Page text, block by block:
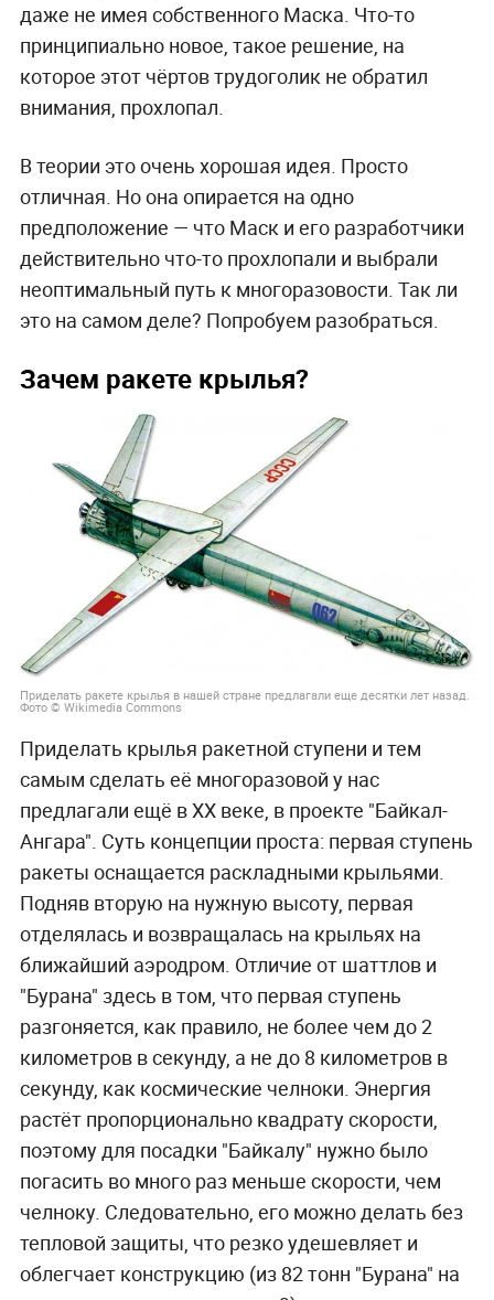
даже не имея собственного Маска. Что-то
принципиально новое, такое решение, на
которое этот чёртов трудоголик не обратил
внимания, прохлопал.
В теории это очень хорошая идея. Просто
отличная. Но она опирается на одно
предположение — что Маск и его разработчики
действительно что-то прохлопали и выбрали
неоптимальный путь к многоразовости. Так ли
это на самом деле? Попробуем разобраться.
Зачем ракете крылья?
Приделать ракете крылья в нашей стране предлагали еще десятки лет назад.
Фото © Wikimedia Commons
Приделать крылья ракетной ступени и тем
самым сделать её многоразовой у нас
предлагали ещё в XX веке, в проекте "Байкал-
Ангара". Суть концепции проста: первая ступень
ракеты оснащается раскладными крыльями.
Подняв вторую на нужную высоту, первая
отделялась и возвращалась на крыльях на
ближайший аэродром. Отличие от шаттлов и
"Бурана" здесь в том, что первая ступень
разгоняется, как правило, не более чем до 2
километров в секунду, а не до 8 километров в
секунду, как космические челноки. Энергия
растёт пропорционально квадрату скорости,
поэтому для посадки "Байкалу" нужно было
погасить во много раз меньше скорости, чем
челноку. Следовательно, его можно делать без
тепловой защиты, что резко удешевляет и
облегчает конструкцию (из 82 тонн "Бурана" на